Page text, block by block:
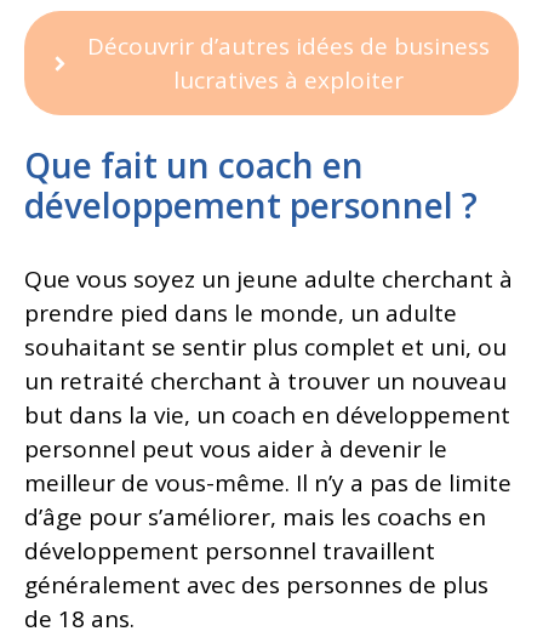
Découvrir d’autres idées de business
lucratives à exploiter
Que fait un coach en
développement personnel ?
Que vous soyez un jeune adulte cherchant à
prendre pied dans le monde, un adulte
souhaitant se sentir plus complet et uni, ou
un retraité cherchant à trouver un nouveau
but dans la vie, un coach en développement
personnel peut vous aider à devenir le
meilleur de vous-même. Il n’y a pas de limite
d’âge pour s’améliorer, mais les coachs en
développement personnel travaillent
généralement avec des personnes de plus
de 18 ans.